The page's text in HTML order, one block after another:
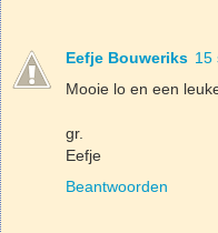
Eefje Bouweriks 15
Mooie lo en een
gr.
Eefje
Beantwoorden